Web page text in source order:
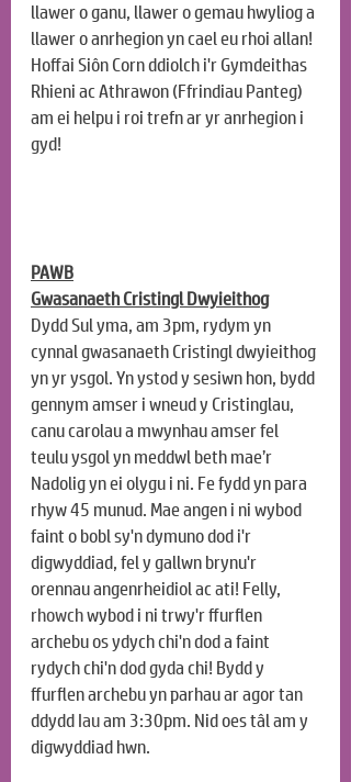
llawer o ganu, llawer o gemau hwyliog a
llawer o anrhegion yn cael eu rhoi allan!
Hoffai Siôn Corn ddiolch i'r Gymdeithas
Rhieni ac Athrawon (Ffrindiau Panteg)
am ei helpu i roi trefn ar yr anrhegion i
gyd!
PAWB
Gwasanaeth Cristingl Dwyieithog
Dydd Sul yma, am 3pm, rydym yn
cynnal gwasanaeth Cristingl dwyieithog
yn yr ysgol. Yn ystod y sesiwn hon, bydd
gennym amser i wneud y Cristinglau,
canu carolau a mwynhau amser fel
teulu ysgol yn meddwl beth mae’r
Nadolig yn ei olygu i ni. Fe fydd yn para
rhyw 45 munud. Mae angen i ni wybod
faint o bobl sy'n dymuno dod i'r
digwyddiad, fel y gallwn brynu'r
orennau angenrheidiol ac ati! Felly,
rhowch wybod i ni trwy'r ffurflen
archebu os ydych chi'n dod a faint
rydych chi'n dod gyda chi! Bydd y
ffurflen archebu yn parhau ar agor tan
ddydd Iau am 3:30pm. Nid oes tâl am y
digwyddiad hwn.